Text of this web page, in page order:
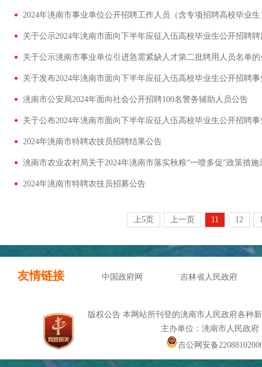
2024年洮南市事业单位公开招聘工作人员（含专项招聘高校毕业
关于公示2024年洮南市面向下半年应征入伍高校毕业生公开招聘
关于公示洮南市事业单位引进急需紧缺人才第二批聘用人员名单的
洮南市公安局2024年面向社会公开招聘100名警务辅助人员公告
2024年洮南市特聘农技员招聘结果公告
2024年洮南市特聘农技员招募公告
上5页 上一页 11 12
友情链接 中国政府网 吉林省人民政府
版权公告 本网站所刊登的洮南市人民政府各种
主办单位：洮南市人民政
吉公网安备